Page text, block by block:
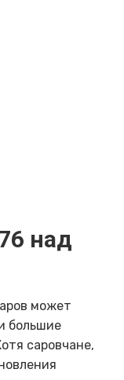
над
может
большие
саровчане,